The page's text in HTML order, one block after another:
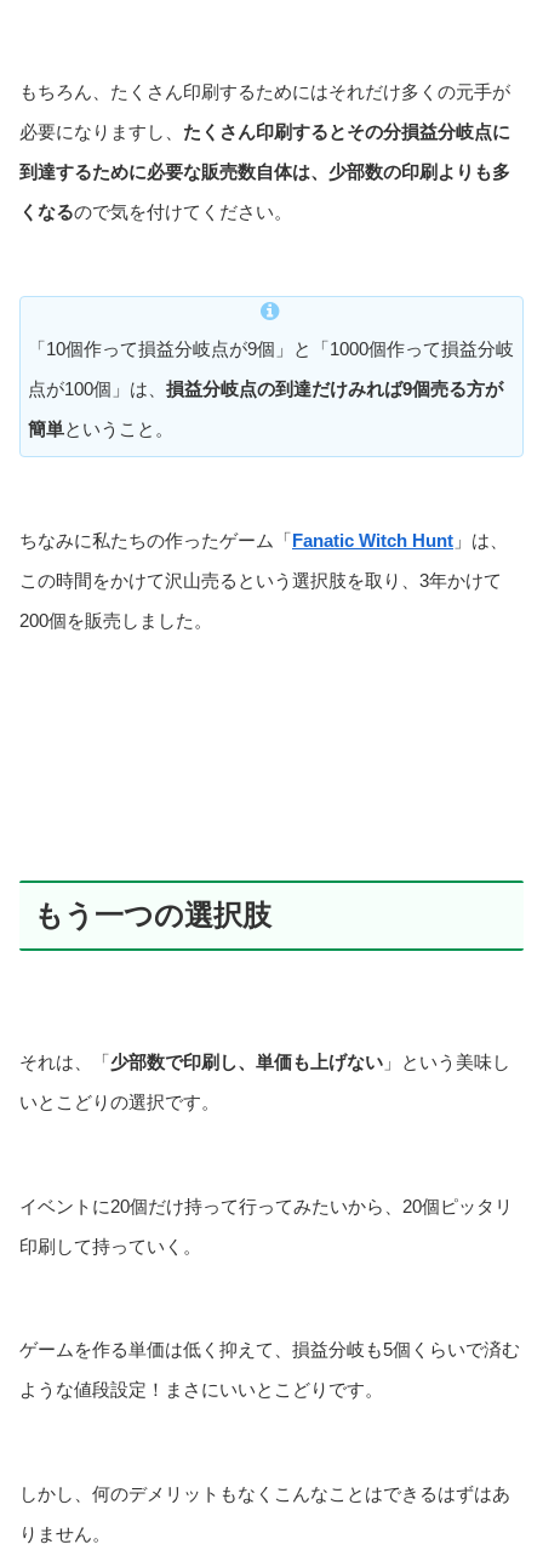
もちろん、たくさん印刷するためにはそれだけ多くの元手が
必要になりますし、 たくさん印刷するとその分損益分岐点に
到達するために必要な販売数自体は、少部数の印刷よりも多
くなるので気を付けてください。
「10個作って損益分岐点が9個」と「1000個作って損益分岐
点が100個」は、 損益分岐点の到達だけみれば9個売る方が
簡単ということ。
ちなみに私たちの作ったゲーム「Fanatic Witch Hunt 」は、
この時間をかけて沢山売るという選択肢を取り、3年かけて
200個を販売しました。
もう一つの選択肢
それは、「少部数で印刷し、単価も上げない 」という美味し
いとこどりの選択です。
イベントに20個だけ持って行ってみたいから、20個ピッタリ
印刷して持っていく。
ゲームを作る単価は低く抑えて、損益分岐も5個くらいで済む
ような値段設定！まさにいいとこどりです。
しかし、何のデメリットもなくこんなことはできるはずはあ
りません。